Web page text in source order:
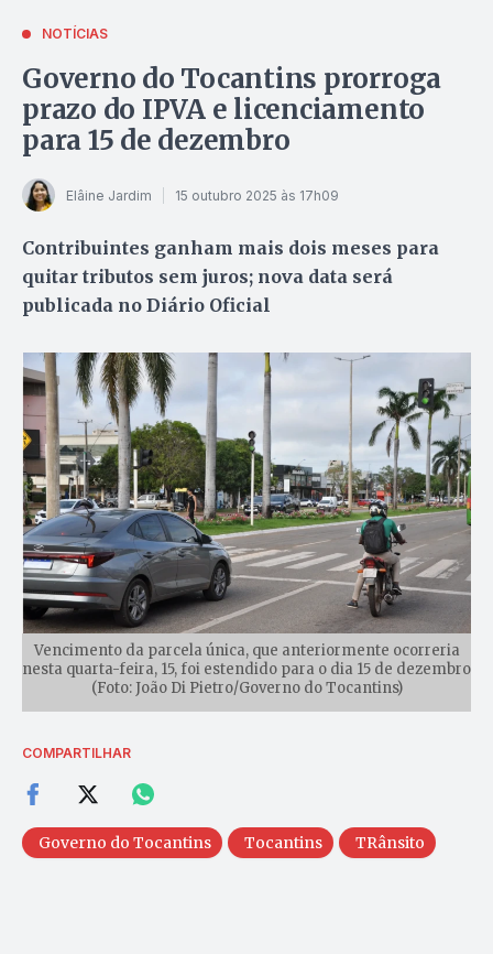
NOTÍCIAS
Governo do Tocantins prorroga
prazo do IPVA e licenciamento
para 15 de dezembro
Elâine Jardim 15 outubro 2025 às 17h09
Contribuintes ganham mais dois meses para
quitar tributos sem juros; nova data será
publicada no Diário Oficial
Vencimento da parcela única, que anteriormente ocorreria
nesta quarta-feira, 15, foi estendido para o dia 15 de dezembro
(Foto: João Di Pietro/Governo do Tocantins)
COMPARTILHAR
Governo do Tocantins Tocantins TRânsito